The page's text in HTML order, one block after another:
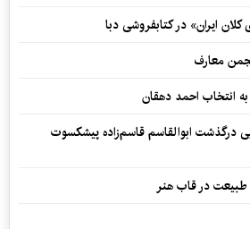
ایران» در کتابفروشی دبا
معارف
انتخاب احمد دهقان
درگذشت ابوالقاسم قاسم‌زاده پیشکسوت
طبیعت در قاب هنر